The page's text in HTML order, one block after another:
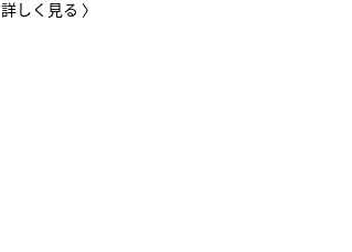
詳しく見る 〉